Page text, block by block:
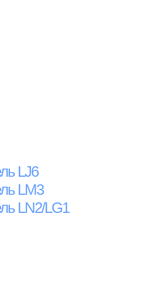
LJ6
LM3
LN2/LG1